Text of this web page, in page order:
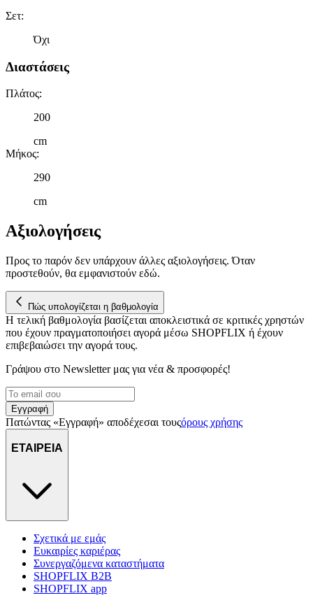
μας και την ανάπτυξη προϊόντων. Επίσης, κοινοποιούμε
τοποθεσίας μας στους συνεργάτες μέσων κοινωνικής
Σετ:
Όχι
Διαστάσεις
Πλάτος:
200
cm
Μήκος:
290
cm
Αξιολογήσεις
Προς το παρόν δεν υπάρχουν άλλες αξιολογήσεις. Όταν
προστεθούν, θα εμφανιστούν εδώ.
Πώς υπολογίζεται η βαθμολογία
Η τελική βαθμολογία βασίζεται αποκλειστικά σε κριτικές χρηστών
που έχουν πραγματοποιήσει αγορά μέσω SHOPFLIX ή έχουν
επιβεβαιώσει την αγορά τους.
Γράψου στο Νewsletter μας για νέα & προσφορές!
Εγγραφή
Πατώντας «Εγγραφή» αποδέχεσαι τουςόρους χρήσης
ΕΤΑΙΡΕΙΑ
Σχετικά με εμάς
Ευκαιρίες καριέρας
Συνεργαζόμενα καταστήματα
SHOPFLIX B2B
SHOPFLIX app